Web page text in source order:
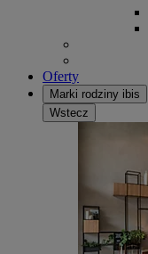
Oferty
Marki rodziny ibis
Wstecz